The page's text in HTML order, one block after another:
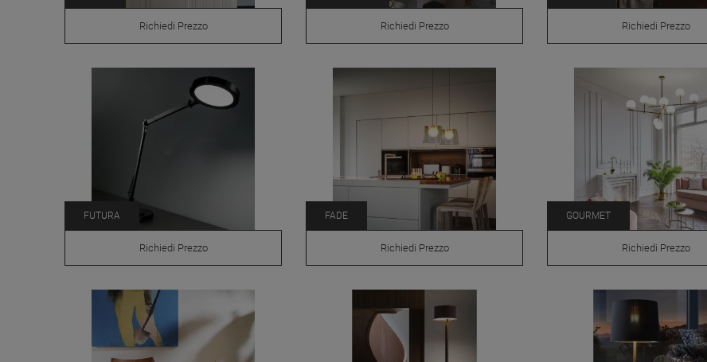
Richiedi Prezzo Richiedi Prezzo Richiedi Prezzo
FUTURA
Richiedi Prezzo
FADE
Richiedi Prezzo
GOURMET
Richiedi Prezzo